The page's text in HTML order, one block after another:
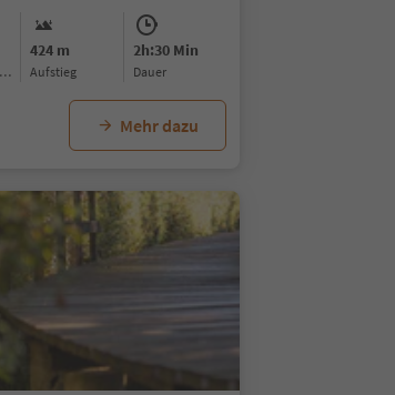
424 m
Aufstieg
2h:30 Min
Dauer
Mehr dazu